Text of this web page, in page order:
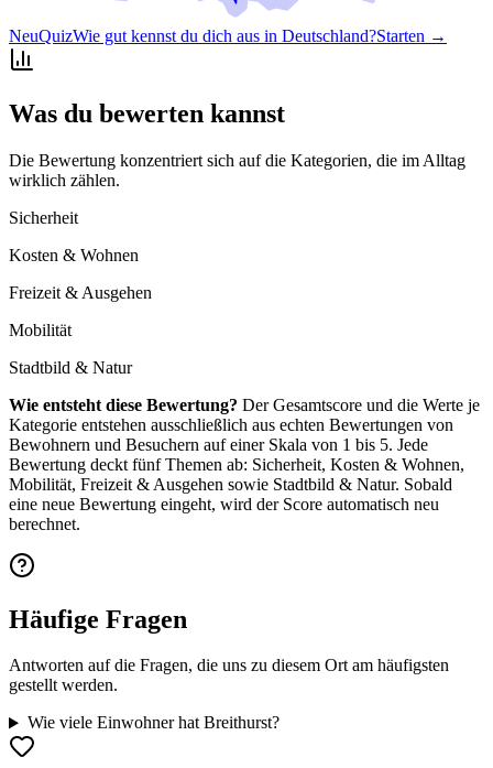
NeuQuizWie gut kennst du dich aus in Deutschland?Starten →
Was du bewerten kannst
Die Bewertung konzentriert sich auf die Kategorien, die im Alltag
wirklich zählen.
Sicherheit
Kosten & Wohnen
Freizeit & Ausgehen
Mobilität
Stadtbild & Natur
Wie entsteht diese Bewertung? Der Gesamtscore und die Werte je
Kategorie entstehen ausschließlich aus echten Bewertungen von
Bewohnern und Besuchern auf einer Skala von 1 bis 5. Jede
Bewertung deckt fünf Themen ab: Sicherheit, Kosten & Wohnen,
Mobilität, Freizeit & Ausgehen sowie Stadtbild & Natur. Sobald
eine neue Bewertung eingeht, wird der Score automatisch neu
berechnet.
Häufige Fragen
Antworten auf die Fragen, die uns zu diesem Ort am häufigsten
gestellt werden.
Wie viele Einwohner hat Breithurst?